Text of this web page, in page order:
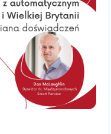
Pliki do pobrania
Kontakt